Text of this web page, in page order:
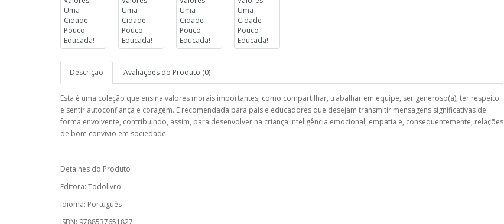
Descrição Avaliações do Produto (0)
Esta é uma coleção que ensina valores morais importantes, como compartilhar, trabalhar em equipe, ser generoso(a), ter respeito
e sentir autoconfiança e coragem. É recomendada para pais e educadores que desejam transmitir mensagens significativas de
forma envolvente, contribuindo, assim, para desenvolver na criança inteligência emocional, empatia e, consequentemente, relações
de bom convívio em sociedade
Detalhes do Produto
Editora: Todolivro
Idioma: Português
ISBN: 9788537651827